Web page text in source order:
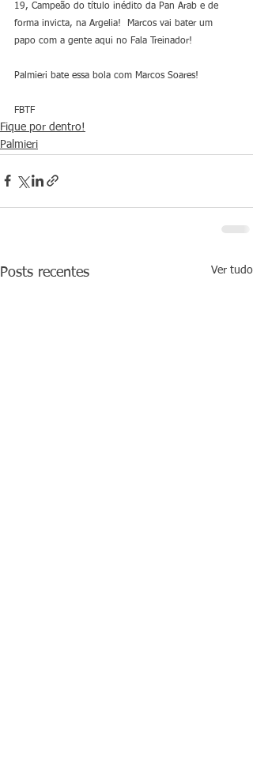
19, Campeão do título inédito da Pan Arab e de
forma invicta, na Argelia!  Marcos vai bater um
papo com a gente aqui no Fala Treinador!
Palmieri bate essa bola com Marcos Soares!
FBTF
Fique por dentro!
Palmieri
Posts recentes Ver tudo